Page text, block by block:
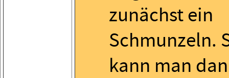
zunächst ein
Schmunzeln.
kann man